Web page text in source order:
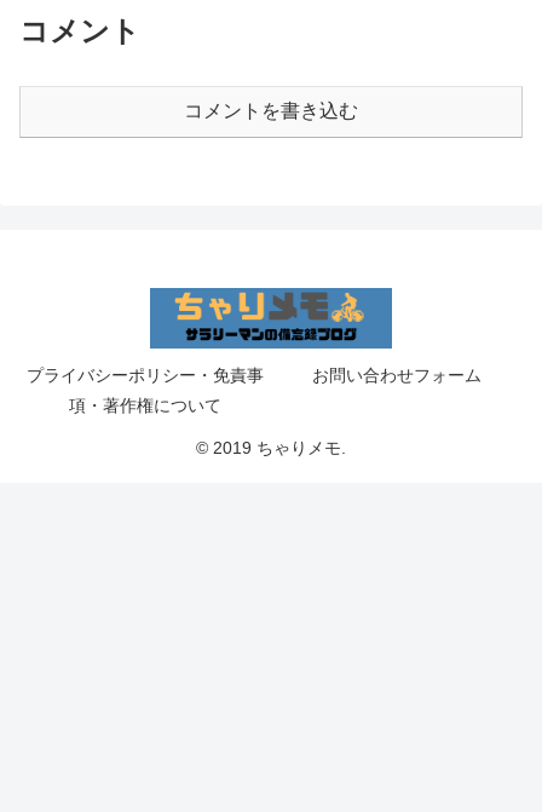
コメント
コメントを書き込む
プライバシーポリシー・免責事
項・著作権について
お問い合わせフォーム
© 2019 ちゃりメモ.